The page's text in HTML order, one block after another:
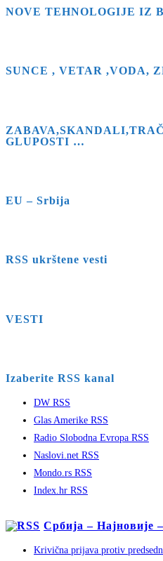
NOVE TEHNOLOGIJE IZ
SUNCE , VETAR ,VODA,
GLUPOSTI …
EU – Srbija
RSS ukrštene vesti
VESTI
Izaberite RSS kanal
DW RSS
Glas Amerike RSS
Radio Slobodna Evropa RSS
Naslovi.net RSS
Mondo.rs RSS
Index.hr RSS
Србија – Најновије
Krivična prijava protiv